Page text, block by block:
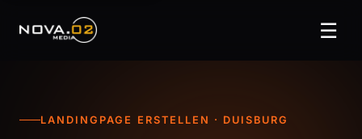
☰
LANDINGPAGE ERSTELLEN · DUISBURG